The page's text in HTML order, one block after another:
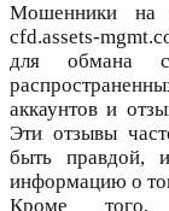
Мошенники на
cfd.assets-
для обмана
аккаунтов и
Эти отзывы
быть правдой,
информацию о
Кроме того,